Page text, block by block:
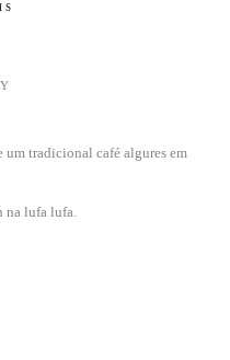
um tradicional café algures em
na lufa lufa.